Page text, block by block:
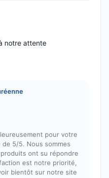
notre attente
pour votre
5/5. Nous sommes
ont su répondre
est notre priorité,
bientôt sur notre site